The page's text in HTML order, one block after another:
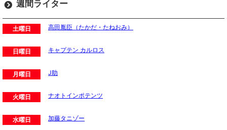
週間ライター
土曜日 高田胤臣（たかだ・たねおみ）
日曜日 キャプテン カルロス
月曜日 J助
火曜日 ナオトインポテンツ
水曜日 加藤タニゾー